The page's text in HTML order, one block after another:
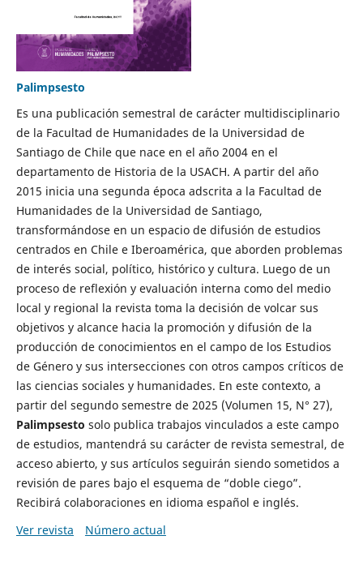
Palimpsesto
Es una publicación semestral de carácter multidisciplinario
de la Facultad de Humanidades de la Universidad de
Santiago de Chile que nace en el año 2004 en el
departamento de Historia de la USACH. A partir del año
2015 inicia una segunda época adscrita a la Facultad de
Humanidades de la Universidad de Santiago,
transformándose en un espacio de difusión de estudios
centrados en Chile e Iberoamérica, que aborden problemas
de interés social, político, histórico y cultura. Luego de un
proceso de reflexión y evaluación interna como del medio
local y regional la revista toma la decisión de volcar sus
objetivos y alcance hacia la promoción y difusión de la
producción de conocimientos en el campo de los Estudios
de Género y sus intersecciones con otros campos críticos de
las ciencias sociales y humanidades. En este contexto, a
partir del segundo semestre de 2025 (Volumen 15, N° 27),
Palimpsesto solo publica trabajos vinculados a este campo
de estudios, mantendrá su carácter de revista semestral, de
acceso abierto, y sus artículos seguirán siendo sometidos a
revisión de pares bajo el esquema de “doble ciego”.
Recibirá colaboraciones en idioma español e inglés.
Ver revista
Número actual